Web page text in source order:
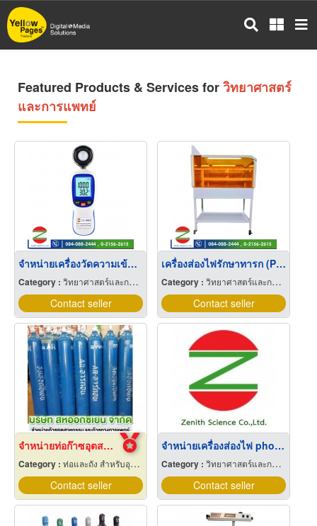
Skip
to
main
Featured Products & Services forวิทยาศาสตร์
และการแพทย์
จำหน่ายเครื่องวัดความเข้มแสงสีน้ำเงิน
Category : วิทยาศาสตร์และการแพทย์
Contact seller
เครื่องส่องไฟรักษาทารก (Phototherypy)
Category :วิทยาศาสตร์และการแพทย์
Contact seller
จำหน่ายท่อก๊าซอุตสาหกรรม และก๊าซการแพทย์
Category : ท่อและถัง สำหรับอุตสาหกรรมและเวชกรรมแก๊ส
Contact seller
จำหน่ายเครื่องส่องไฟ phototherapy
Category :วิทยาศาสตร์และการแพทย์
Contact seller